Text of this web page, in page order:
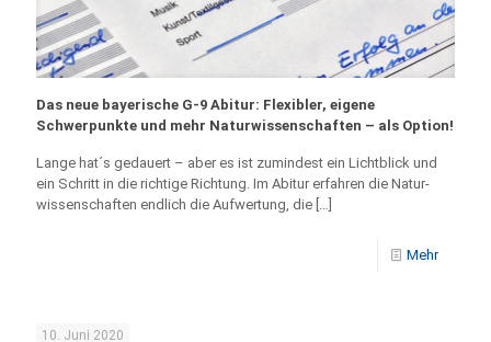
Das neue bayerische G-9 Abitur: Flexibler, eigene
Schwerpunkte und mehr Naturwissenschaften – als Option!
Lange hat´s gedauert – aber es ist zumindest ein Lichtblick und
ein Schritt in die richtige Richtung. Im Abitur erfahren die Natur­
wissenschaften endlich die Aufwertung, die
Mehr
10. Juni 2020